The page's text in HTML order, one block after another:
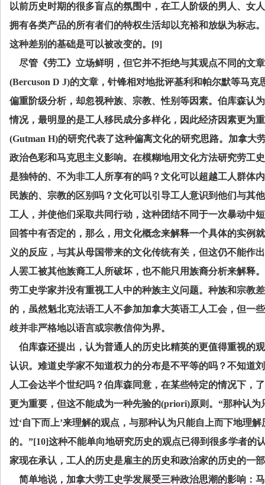
以前历史时期的很多盲点的氛围中，在工人阶级的男人、女
拥有各类产品的所有者们的特权生活却以充裕和放纵为标志
这种差别的基础是可以被改变的。 [9]
尽管《劳工》立场鲜明，但它并不拒绝与其观点不同的文
(Bercuson D J)的文章，针锋相对地批评基利和帕尔默等马克
偏重阶级分析，却忽视种族、宗教、性别等因素。伯库森认
情况，最明显的是工人移民成分多样化，因此经济因素更为
(Gutman H)的研究代表了这种偏离文化的研究思路。加拿大
政治色彩和马克思主义影响。在模糊地用文化方法研究劳工
是独特的、不为非工人所享有的吗？文化可以超越工人群体
民族的、宗教的区别吗？文化可以引导工人意识到他们与其
工人，并使他们采取共同行动，这种团结不同于一次暴动中
回答中有否定的，那么，用文化概念来解释一个具体的实例
义的反应，与其从母国带来的文化传统有关，但这仍不能作
人罢工被其他族裔工人所破坏，也不能只用族裔分析来解释
劳工史学家并没有重视工人中的种族主义问题。种族和宗教
的，虽然魁北克法语工人不参加加拿大英语工人工会，但一
歧并非严格地以语言或宗教信仰为界。
伯库森还提出，认为普通人的历史比精英的更值得重视的
认识。难道史学家不知道权力的分布是不平等的吗？不知道
人工会达半个世纪吗？伯库森同意，在某些特定的情况下，
更为重要，但这不能成为一种先验的(priori)原则。“那种认
过‘自下而上’来理解的观点，与那种认为只能自上而下地理
的。”[10]这种不能单向地研究历史的观点已得到很多学者的
家现在承认，工人的历史是雇主的历史和政治家的历史的一
简单地说，加拿大劳工史学发展受三种政治思潮的影响：